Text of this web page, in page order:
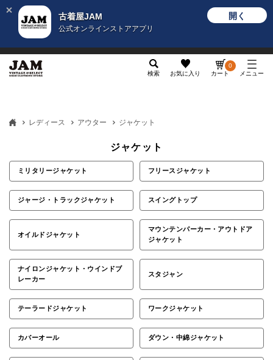
古着屋JAM
公式オンラインストアアプリ
開く
検索 お気に入り カート
0
メニュー
レディース アウター ジャケット
ジャケット
ミリタリージャケット フリースジャケット
ジャージ・トラックジャケット スイングトップ
オイルドジャケット
マウンテンパーカー・アウトドア
ジャケット
ナイロンジャケット・ウインドブ
レーカー
スタジャン
テーラードジャケット ワークジャケット
カバーオール ダウン・中綿ジャケット